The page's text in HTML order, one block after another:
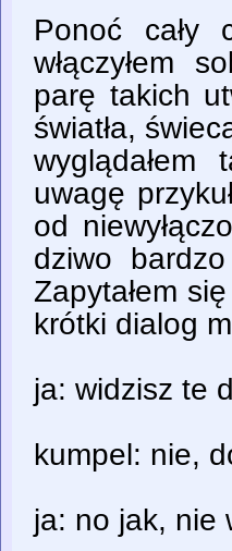
Ponoć cały
włączyłem
parę takich
światła,
uwagę
od
dziwo
Zapytałem
krótki dialog
ja: widzisz te
kumpel: nie,
ja: no jak, nie